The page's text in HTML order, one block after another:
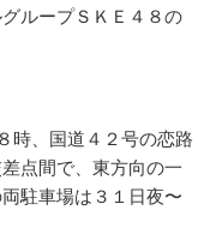
ループＳＫＥ４８の
時、国道４２号の恋路
点間で、東方向の一
駐車場は３１日夜〜